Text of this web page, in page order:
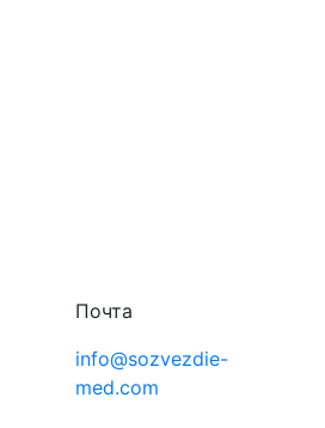
Почта
info@sozvezdie-
med.com